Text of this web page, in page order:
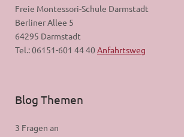
Freie Montessori-Schule Darmstadt
Berliner Allee 5
64295 Darmstadt
Tel.: 06151-601 44 40Anfahrtsweg
Blog Themen
3 Fragen an